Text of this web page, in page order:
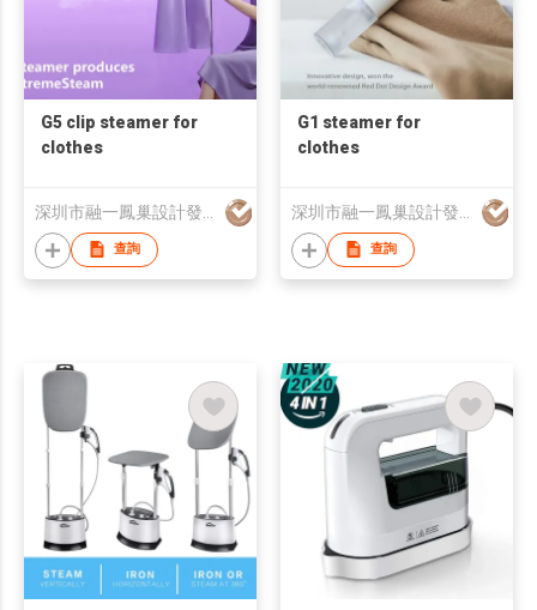
G5 clip steamer for
clothes
查詢
G1 steamer for
clothes
查詢